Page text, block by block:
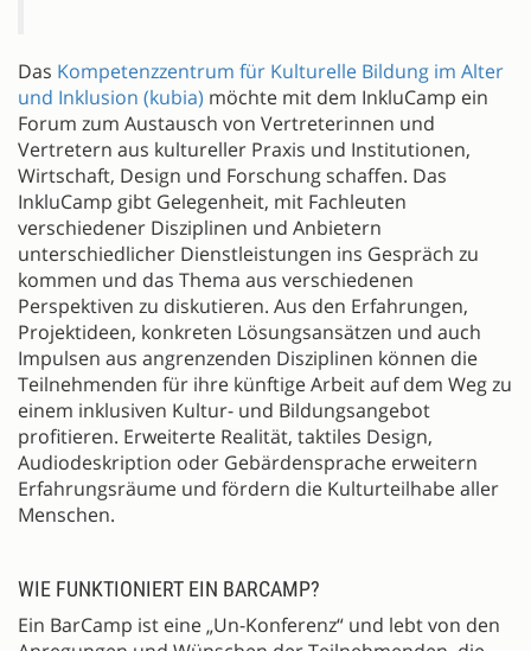
Das Kompetenzzentrum für Kulturelle Bildung im Alter
und Inklusion (kubia) möchte mit dem InkluCamp ein
Forum zum Austausch von Vertreterinnen und
Vertretern aus kultureller Praxis und Institutionen,
Wirtschaft, Design und Forschung schaffen. Das
InkluCamp gibt Gelegenheit, mit Fachleuten
verschiedener Disziplinen und Anbietern
unterschiedlicher Dienstleistungen ins Gespräch zu
kommen und das Thema aus verschiedenen
Perspektiven zu diskutieren. Aus den Erfahrungen,
Projektideen, konkreten Lösungsansätzen und auch
Impulsen aus angrenzenden Disziplinen können die
Teilnehmenden für ihre künftige Arbeit auf dem Weg zu
einem inklusiven Kultur- und Bildungsangebot
profitieren. Erweiterte Realität, taktiles Design,
Audiodeskription oder Gebärdensprache erweitern
Erfahrungsräume und fördern die Kulturteilhabe aller
Menschen.
WIE FUNKTIONIERT EIN BARCAMP?
Ein BarCamp ist eine „Un-Konferenz“ und lebt von den